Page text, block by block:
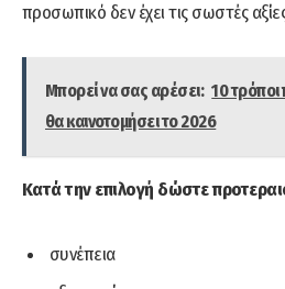
προσωπικό δεν έχει τις σωστές
Μπορεί να σας αρέσει: 10 τρόποι
θα καινοτομήσει το 2026
Κατά την επιλογή δώστε
συνέπεια